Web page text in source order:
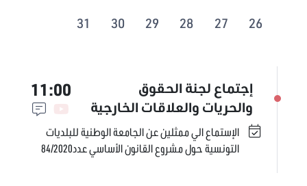
26
27
28
29
30
31
إجتماع لجنة الحقوق
والحريات والعلاقات الخارجية
11:00
الإستماع الي ممثلين عن الجامعة الوطنية للبلديات
التونسية حول مشروع القانون الأساسي عدد84/2020